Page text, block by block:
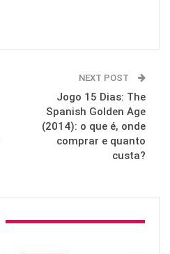
NEXT POST
Jogo 15 Dias: The
Spanish Golden Age
(2014): o que é, onde
comprar e quanto
custa?